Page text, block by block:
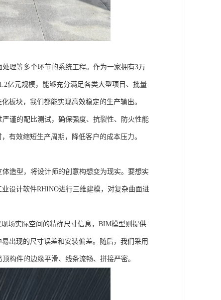
理等多个环节的系统工程。作为一家拥有3万
亿元规模，能够充分满足各类大型项目、批量
板块，我们都能实现高效稳定的生产输出。
谨的配比测试，确保强度、抗裂性、防火性能
有效缩短生产周期，降低客户的成本压力。
造型，将设计师的创意构想变为现实。要想实
设计软件RHINO进行三维建模，对复杂曲面进
场实际空间的精确尺寸信息，BIM模型则提供
出现的尺寸误差和安装偏差。随后，我们采用
构件的边缘平滑、线条流畅、拼接严密。